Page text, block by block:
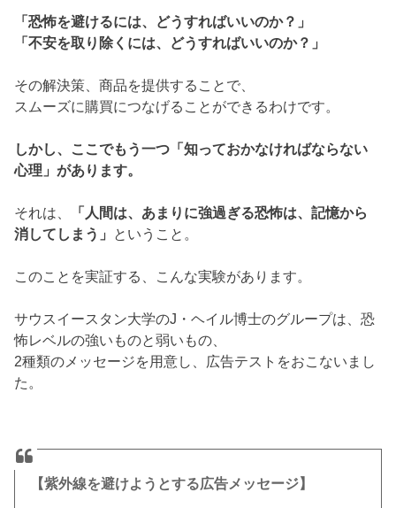
「恐怖を避けるには、どうすればいいのか？」
「不安を取り除くには、どうすればいいのか？」
その解決策、商品を提供することで、
スムーズに購買につなげることができるわけです。
しかし、ここでもう一つ「知っておかなければならない
心理」があります。
それは、
「人間は、あまりに強過ぎる恐怖は、記憶から
消してしまう」 ということ。
このことを実証する、こんな実験があります。
サウスイースタン大学のJ・ヘイル博士のグループは、恐
怖レベルの強いものと弱いもの、
2種類のメッセージを用意し、広告テストをおこないまし
た。
【紫外線を避けようとする広告メッセージ】